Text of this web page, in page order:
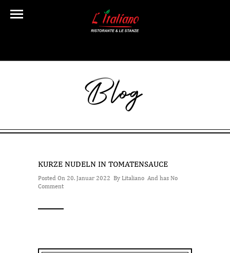
Blog
KURZE NUDELN IN TOMATENSAUCE
Posted On 20. Januar 2022 By Litaliano And has No
Comment